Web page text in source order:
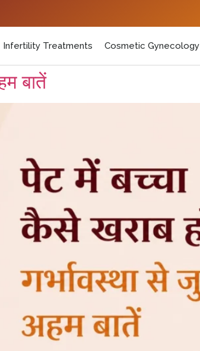
Infertility Treatments Cosmetic Gynecology
बातें